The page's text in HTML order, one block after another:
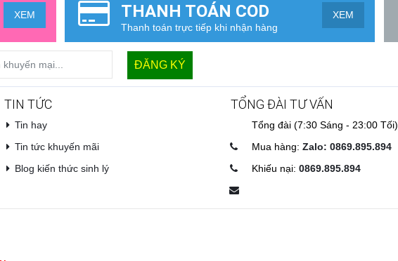
XEM THANH TOÁN COD
Thanh toán trực tiếp khi nhận hàng
XEM
TIN TỨC
Tin hay
Tin tức khuyến mãi
Blog kiến thức sinh lý
TỔNG ĐÀI TƯ VẤN
Tổng đài (7:30 Sáng - 23:00 Tối)
Mua hàng: Zalo: 0869.895.894
Khiếu nại: 0869.895.894